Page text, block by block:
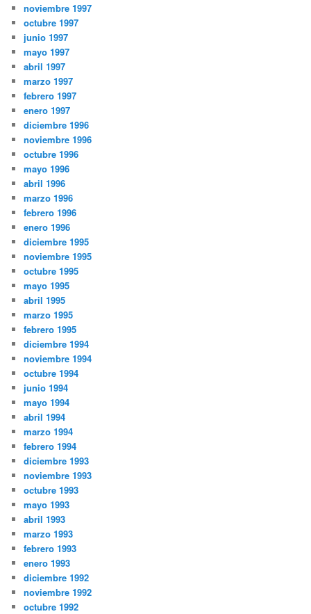
noviembre 1997
octubre 1997
junio 1997
mayo 1997
abril 1997
marzo 1997
febrero 1997
enero 1997
diciembre 1996
noviembre 1996
octubre 1996
mayo 1996
abril 1996
marzo 1996
febrero 1996
enero 1996
diciembre 1995
noviembre 1995
octubre 1995
mayo 1995
abril 1995
marzo 1995
febrero 1995
diciembre 1994
noviembre 1994
octubre 1994
junio 1994
mayo 1994
abril 1994
marzo 1994
febrero 1994
diciembre 1993
noviembre 1993
octubre 1993
mayo 1993
abril 1993
marzo 1993
febrero 1993
enero 1993
diciembre 1992
noviembre 1992
octubre 1992